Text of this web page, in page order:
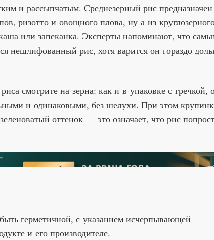
и рассыпчатым. Среднезерный рис
ризотто и овощного плова, ну а из
или запеканка. Эксперты напоминают, что
нешлифованный рис, хотя варится он гораздо
смотрите на зерна: как и в упаковке с гречкой,
и одинаковыми, без шелухи. При этом
оттенок — это означает, что рис
герметичной, с указанием исчерпывающей
и его производителе.